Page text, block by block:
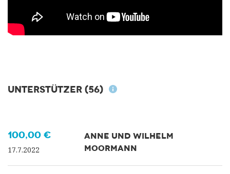
Unterstützer (56)
100,00 €
17.7.2022
ANNE UND WILHELM
MOORMANN